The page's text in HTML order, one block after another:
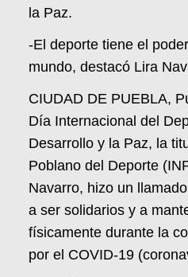
la Paz.
-El deporte tiene el
mundo, destacó Lira
CIUDAD DE PUEBLA,
Día Internacional del
Desarrollo y la Paz, la
Poblano del Deporte
Navarro, hizo un
a ser solidarios y a
físicamente durante la
por el COVID-19